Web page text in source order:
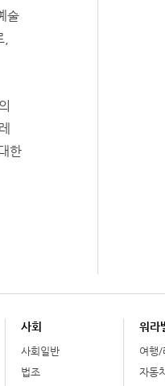
술
한
사회
사회일반
법조
워라
여행/
자동